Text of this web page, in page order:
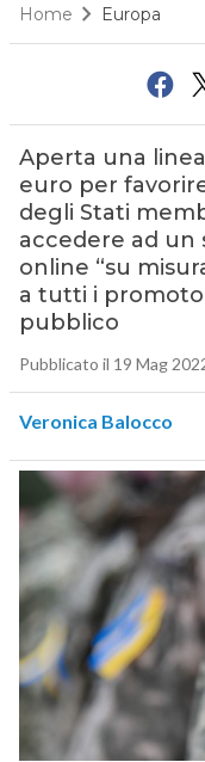
Home Europa
Aperta una
euro per
degli Stati
accedere ad un
online “su
a tutti i
pubblico
Pubblicato il 19 Mag
Veronica Balocco